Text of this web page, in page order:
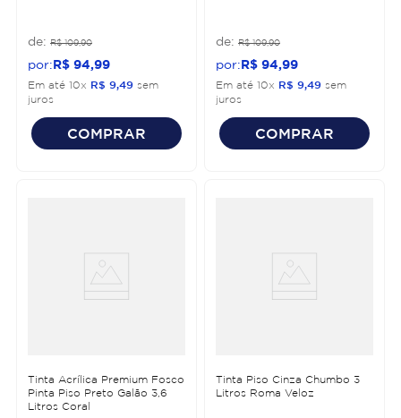
R$ 109,90
R$ 94,99
Em até 10x R$ 9,49 sem
juros
COMPRAR
R$ 109,90
R$ 94,99
Em até 10x R$ 9,49 sem
juros
COMPRAR
Tinta Acrílica Premium Fosco
Pinta Piso Preto Galão 3,6
Litros Coral
Tinta Piso Cinza Chumbo 3
Litros Roma Veloz